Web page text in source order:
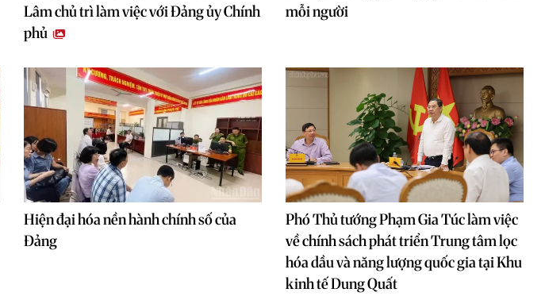
Lâm chủ trì làm việc với Đảng ủy Chính
phủ
mỗi người
Hiện đại hóa nền hành chính số của
Đảng
Phó Thủ tướng Phạm Gia Túc làm việc
về chính sách phát triển Trung tâm lọc
hóa dầu và năng lượng quốc gia tại Khu
kinh tế Dung Quất